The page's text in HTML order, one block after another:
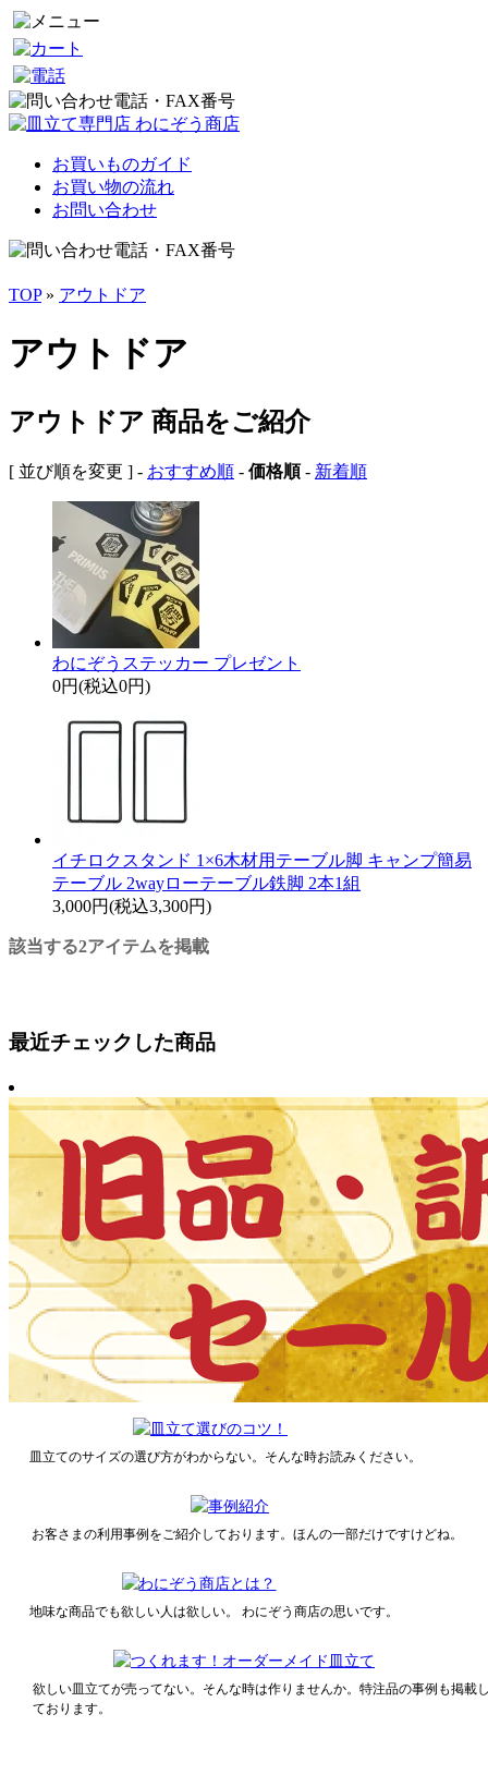
お買いものガイド
お買い物の流れ
お問い合わせ
TOP» アウトドア
アウトドア
アウトドア 商品をご紹介
[ 並び順を変更 ] - おすすめ順 - 価格順- 新着順
わにぞうステッカー プレゼント
0円(税込0円)
イチロクスタンド 1×6木材用テーブル脚 キャンプ簡易
テーブル 2wayローテーブル鉄脚 2本1組
3,000円(税込3,300円)
該当する2アイテムを掲載
最近チェックした商品
皿立てのサイズの選び方がわからない。そんな時お読みください。
お客さまの利用事例をご紹介しております。ほんの一部だけですけどね。
地味な商品でも欲しい人は欲しい。 わにぞう商店の思いです。
欲しい皿立てが売ってない。そんな時は作りませんか。特注品の事例も掲載
ております。